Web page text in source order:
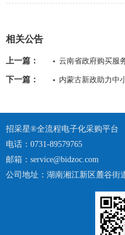
相关公告
上一篇： 云南省政府购买服
下一篇： 内蒙古新政助力中
招采星®全流程电子化采购平台
电话：0731-89579765
邮箱：service@bidzoc.com
公司地址：湖南湘江新区麓谷街